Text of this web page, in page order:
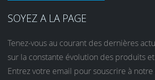
SOYEZ A LA PAGE
Tenez-vous au courant des dernières
sur la constante évolution des produits
Entrez votre email pour souscrire à